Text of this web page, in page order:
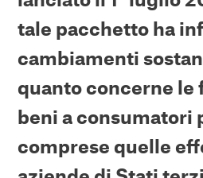
tale pacchetto ha
cambiamenti
quanto concerne le
beni a consumatori
comprese quelle